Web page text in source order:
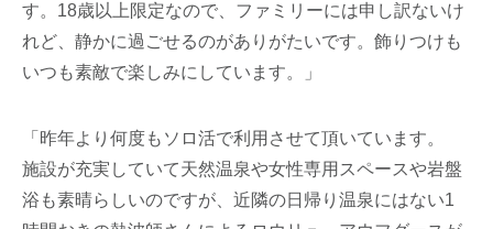
す。18歳以上限定なので、ファミリーには申し訳ないけ
れど、静かに過ごせるのがありがたいです。飾りつけも
いつも素敵で楽しみにしています。」
「昨年より何度もソロ活で利用させて頂いています。
施設が充実していて天然温泉や女性専用スペースや岩盤
浴も素晴らしいのですが、近隣の日帰り温泉にはない1